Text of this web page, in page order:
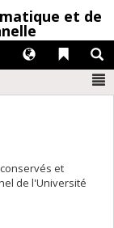
et de
Liens
Langues
et
de l'Université